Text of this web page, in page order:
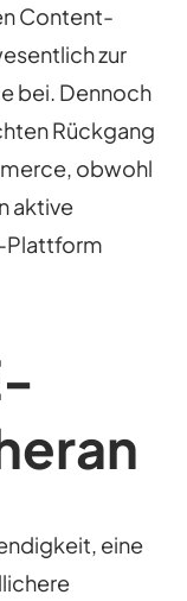
Content-
zur
bei. Dennoch
Rückgang
obwohl
aktive
Plattform
eine